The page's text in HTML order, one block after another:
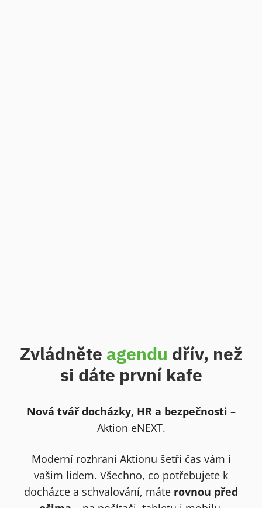
Zvládněte agendu dřív, než
si dáte první kafe
Nová tvář docházky, HR a bezpečnosti –
Aktion eNEXT.
Moderní rozhraní Aktionu šetří čas vám i
vašim lidem. Všechno, co potřebujete k
docházce a schvalování, máte rovnou před